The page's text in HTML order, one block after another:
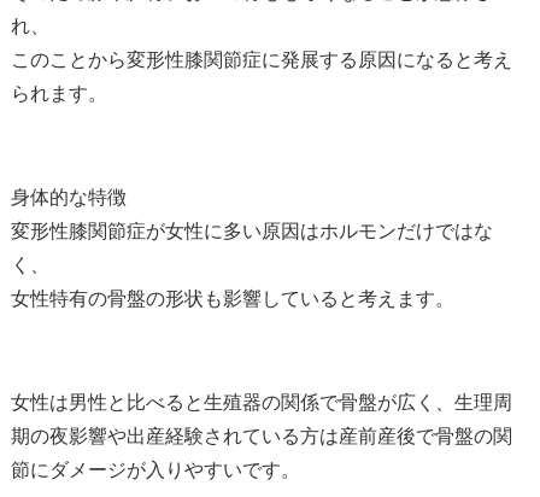
れ、
このことから変形性膝関節症に発展する原因になると考え
られます。
身体的な特徴
変形性膝関節症が女性に多い原因はホルモンだけではな
く、
女性特有の骨盤の形状も影響していると考えます。
女性は男性と比べると生殖器の関係で骨盤が広く、生理周
期の夜影響や出産経験されている方は産前産後で骨盤の関
節にダメージが入りやすいです。